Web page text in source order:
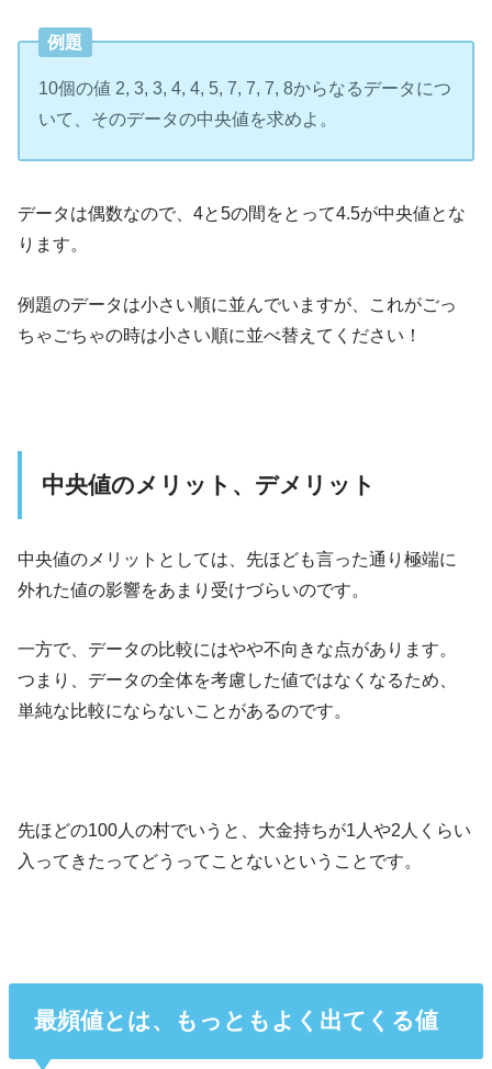
例題
10個の値 2, 3, 3, 4, 4, 5, 7, 7, 7, 8からなるデータにつ
いて、そのデータの中央値を求めよ。
データは偶数なので、4と5の間をとって4.5が中央値とな
ります。
例題のデータは小さい順に並んでいますが、これがごっ
ちゃごちゃの時は小さい順に並べ替えてください！
中央値のメリット、デメリット
中央値のメリットとしては、先ほども言った通り極端に
外れた値の影響をあまり受けづらいのです。
一方で、データの比較にはやや不向きな点があります。
つまり、データの全体を考慮した値ではなくなるため、
単純な比較にならないことがあるのです。
先ほどの100人の村でいうと、大金持ちが1人や2人くらい
入ってきたってどうってことないということです。
最頻値とは、もっともよく出てくる値